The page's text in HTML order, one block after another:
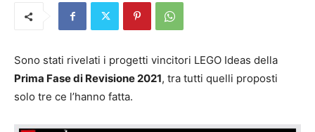
Sono stati rivelati i progetti vincitori LEGO Ideas della
Prima Fase di Revisione 2021, tra tutti quelli proposti
solo tre ce l’hanno fatta.